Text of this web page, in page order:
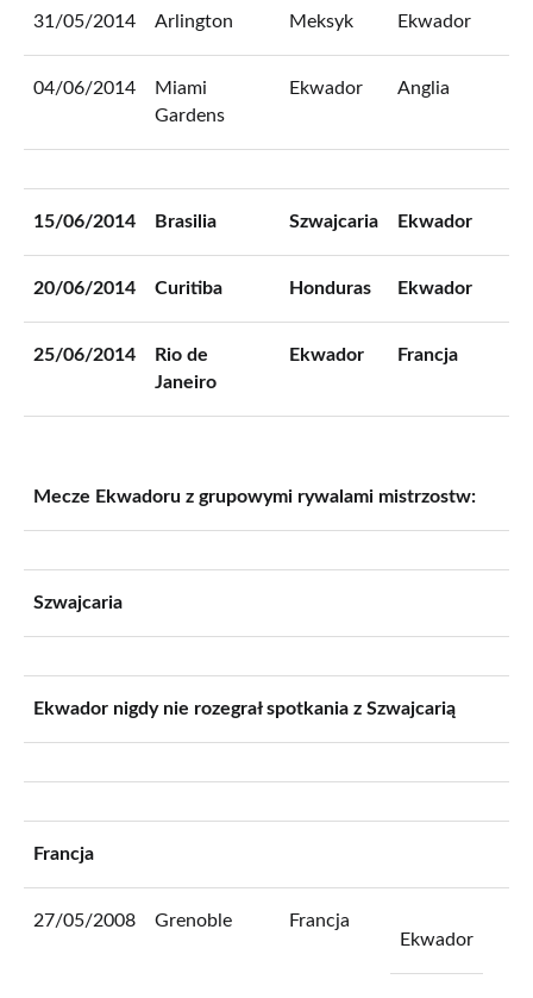
31/05/2014 Arlington Meksyk Ekwador
04/06/2014
Miami
Gardens
Ekwador Anglia
15/06/2014 Brasilia Szwajcaria Ekwador
20/06/2014 Curitiba Honduras Ekwador
25/06/2014
Rio de
Janeiro
Ekwador Francja
Mecze Ekwadoru z grupowymi rywalami mistrzostw:
Szwajcaria
Ekwador nigdy nie rozegrał spotkania z Szwajcarią
Francja
27/05/2008 Grenoble
Francja
Ekwador